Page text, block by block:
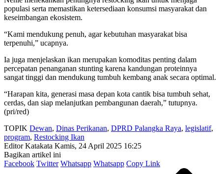
populasi serta memastikan ketersediaan konsumsi masyarakat dan
keseimbangan ekosistem.
“Kami mendukung penuh, agar kebutuhan masyarakat bisa
terpenuhi,” ucapnya.
Ia juga menjelaskan ikan merupakan komoditas penting dalam
percepatan penanganan stunting karena kandungan proteinnya
sangat tinggi dan mendukung tumbuh kembang anak secara optimal.
“Harapan kita, generasi masa depan kota cantik bisa tumbuh sehat,
cerdas, dan siap melanjutkan pembangunan daerah,” tutupnya.
(pri/red)
TOPIK Dewan, Dinas Perikanan, DPRD Palangka Raya, legislatif,
program, Restocking Ikan
Editor Katakata Kamis, 24 April 2025 16:25
Bagikan artikel ini
Facebook Twitter Whatsapp Whatsapp Copy Link